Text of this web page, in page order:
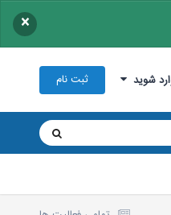
×
شوید ثبت نام